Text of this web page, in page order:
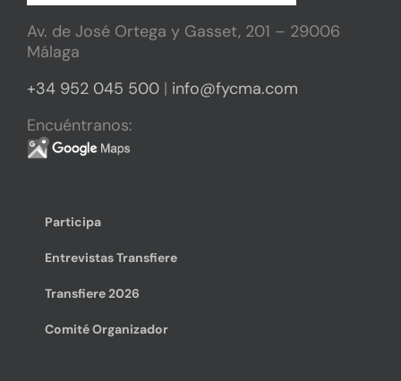
Av. de José Ortega y Gasset, 201 – 29006
Málaga
+34 952 045 500 | info@fycma.com
Encuéntranos:
Participa
Entrevistas Transfiere
Transfiere 2026
Comité Organizador